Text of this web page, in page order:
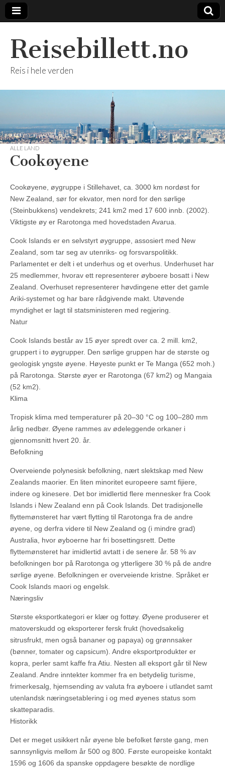
Reisebillett.no
Reis i hele verden
ALLE LAND
Cookøyene
Cookøyene, øygruppe i Stillehavet, ca. 3000 km nordøst for
New Zealand, sør for ekvator, men nord for den sørlige
(Steinbukkens) vendekrets; 241 km2 med 17 600 innb. (2002).
Viktigste øy er Rarotonga med hovedstaden Avarua.
Cook Islands er en selvstyrt øygruppe, assosiert med New
Zealand, som tar seg av utenriks- og forsvarspolitikk.
Parlamentet er delt i et underhus og et overhus. Underhuset har
25 medlemmer, hvorav ett representerer øyboere bosatt i New
Zealand. Overhuset representerer høvdingene etter det gamle
Ariki-systemet og har bare rådgivende makt. Utøvende
myndighet er lagt til statsministeren med regjering.
Natur
Cook Islands består av 15 øyer spredt over ca. 2 mill. km2,
gruppert i to øygrupper. Den sørlige gruppen har de største og
geologisk yngste øyene. Høyeste punkt er Te Manga (652 moh.)
på Rarotonga. Største øyer er Rarotonga (67 km2) og Mangaia
(52 km2).
Klima
Tropisk klima med temperaturer på 20–30 °C og 100–280 mm
årlig nedbør. Øyene rammes av ødeleggende orkaner i
gjennomsnitt hvert 20. år.
Befolkning
Overveiende polynesisk befolkning, nært slektskap med New
Zealands maorier. En liten minoritet europeere samt fijiere,
indere og kinesere. Det bor imidlertid flere mennesker fra Cook
Islands i New Zealand enn på Cook Islands. Det tradisjonelle
flyttemønsteret har vært flytting til Rarotonga fra de andre
øyene, og derfra videre til New Zealand og (i mindre grad)
Australia, hvor øyboerne har fri bosettingsrett. Dette
flyttemønsteret har imidlertid avtatt i de senere år. 58 % av
befolkningen bor på Rarotonga og ytterligere 30 % på de andre
sørlige øyene. Befolkningen er overveiende kristne. Språket er
Cook Islands maori og engelsk.
Næringsliv
Største eksportkategori er klær og fottøy. Øyene produserer et
matoverskudd og eksporterer fersk frukt (hovedsakelig
sitrusfrukt, men også bananer og papaya) og grønnsaker
(bønner, tomater og capsicum). Andre eksportprodukter er
kopra, perler samt kaffe fra Atiu. Nesten all eksport går til New
Zealand. Andre inntekter kommer fra en betydelig turisme,
frimerkesalg, hjemsending av valuta fra øyboere i utlandet samt
utenlandsk næringsetablering i og med øyenes status som
skatteparadis.
Historikk
Det er meget usikkert når øyene ble befolket første gang, men
sannsynligvis mellom år 500 og 800. Første europeiske kontakt
1596 og 1606 da spanske oppdagere besøkte de nordlige